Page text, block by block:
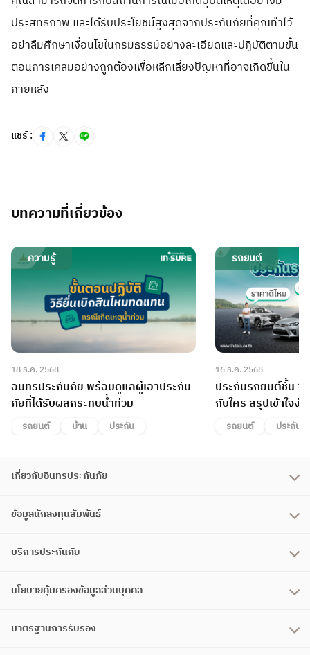
ประสิทธิภาพ และได้รับประโยชน์สูงสุดจากประกันภัยที่คุณทำไว้
อย่าลืมศึกษาเงื่อนไขในกรมธรรม์อย่างละเอียดและปฏิบัติตามขั้น
ตอนการเคลมอย่างถูกต้องเพื่อหลีกเลี่ยงปัญหาที่อาจเกิดขึ้นใน
ภายหลัง
แชร์ :
บทความที่เกี่ยวข้อง
ความรู้
18 ธ.ค. 2568
อินทรประกันภัย พร้อมดูแลผู้เอาประกัน
ภัยที่ได้รับผลกระทบน้ำท่วม
รถยนต์ บ้าน ประกัน
รถยนต์
16 ธ.ค. 2568
ประกันรถยนต์ชั้น 1
กับใคร สรุปเข้าใจง่
รถยนต์ ประกัน
เกี่ยวกับอินทรประกันภัย
ข้อมูลนักลงทุนสัมพันธ์
บริการประกันภัย
นโยบายคุ้มครองข้อมูลส่วนบุคคล
มาตรฐานการรับรอง